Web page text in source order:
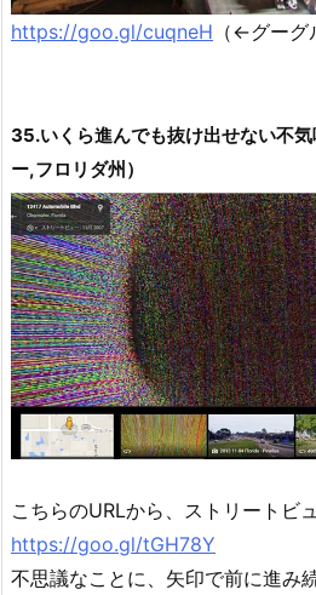
https://goo.gl/cuqneH （←グーグ
35.いくら進んでも抜け出せない不
ー,フロリダ州）
こちらのURLから、ストリートビ
https://goo.gl/tGH78Y
不思議なことに、矢印で前に進み